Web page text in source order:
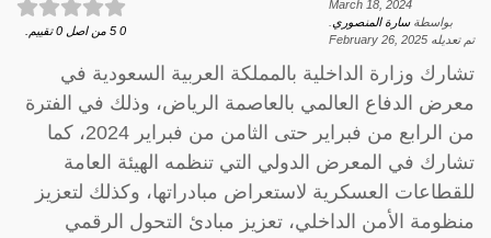
March 18, 2024
بواسطةسارة المنصوري
تم تعديله February 26, 2025
0
5 من اصل 0 تقييم.
تشارك وزارة الداخلية بالمملكة العربية السعودية في
معرض الدفاع العالمي بالعاصمة الرياض، وذلك في الفترة
من الرابع من فبراير حتى الثامن من فبراير 2024، كما
تشارك في المعرض الدولي التي تنظمه الهيئة العامة
للقطاعات العسكرية لاستعراض مبادراتها، وكذلك لتعزيز
منظومة الأمن الداخلي، تعزيز مبادئ التحول الرقمي